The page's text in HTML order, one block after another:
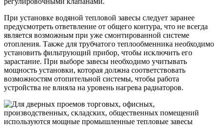
При установке водяной тепловой завесы следует заранее
предусмотреть ответвление от общего контура, что не всегда
является возможным при уже смонтированной системе
отопления. Также для трубчатого теплообменника необходимо
установить фильтрующий прибор, чтобы исключить его
зарастание. При выборе завесы необходимо учитывать
мощность установки, которая должна соответствовать
возможностям отопительной системы, чтобы работа
устройства не влияла на уровень нагрева радиаторов.